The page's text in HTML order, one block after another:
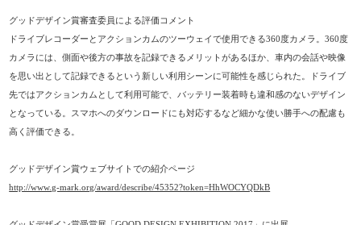
グッドデザイン賞審査委員による評価コメント
ドライブレコーダーとアクションカムのツーウェイで使用できる360度カメラ。360度
カメラには、側面や後方の事故を記録できるメリットがあるほか、車内の会話や映像
を思い出として記録できるという新しい利用シーンに可能性を感じられた。ドライブ
先ではアクションカムとして利用可能で、バッテリー装着時も違和感のないデザイン
となっている。スマホへのダウンロードにも対応するなど細かな使い勝手への配慮も
高く評価できる。
グッドデザイン賞ウェブサイトでの紹介ページ
http://www.g-mark.org/award/describe/45352?token=HhWOCYQDkB